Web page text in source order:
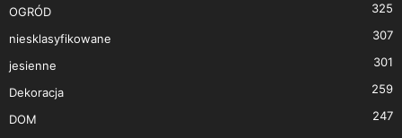
OGRÓD 325
niesklasyfikowane 307
jesienne 301
Dekoracja 259
DOM 247